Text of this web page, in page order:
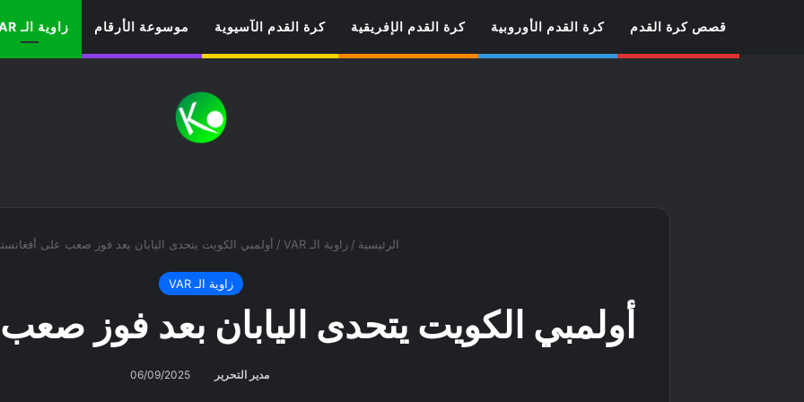
قصص كرة القدم كرة القدم الأوروبية كرة القدم الإفريقية كرة القدم الآسيوية موسوعة الأرقام زاوية الـ VAR
الرئيسية / زاوية الـ VAR / أولمبي الكويت يتحدى اليابان بعد فوز صعب على
زاوية الـ VAR
أولمبي الكويت يتحدى اليابان بعد فوز
مدير التحرير 06/09/2025